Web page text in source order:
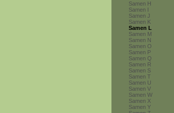
Samen H
Samen I
Samen J
Samen K
Samen L
Samen M
Samen N
Samen O
Samen P
Samen Q
Samen R
Samen S
Samen T
Samen U
Samen V
Samen W
Samen X
Samen Y